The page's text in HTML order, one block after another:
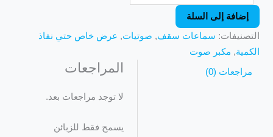
إضافة إلى السلة
التصنيفات: سماعات سقف, صوتيات, عرض خاص حتي نفاذ
الكمية, مكبر صوت
مراجعات (0) المراجعات
لا توجد مراجعات بعد.
يسمح فقط للزبائن